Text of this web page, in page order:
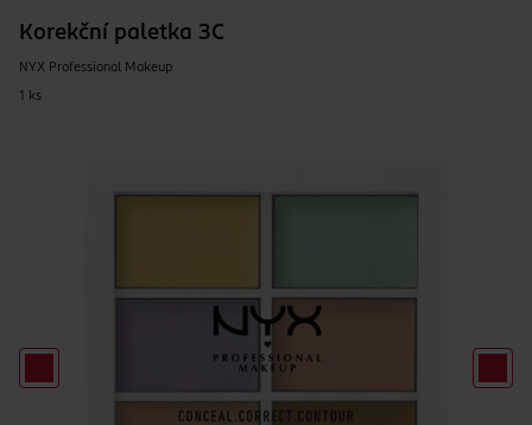
Korekční paletka 3C
NYX Professional Makeup
1 ks